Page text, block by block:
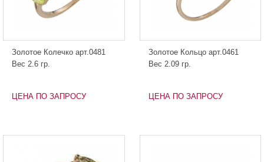
Золотое Колечко арт.0481
Вес 2.6 гр.
ЦЕНА ПО ЗАПРОСУ
Золотое Кольцо арт.0461
Вес 2.09 гр.
ЦЕНА ПО ЗАПРОСУ